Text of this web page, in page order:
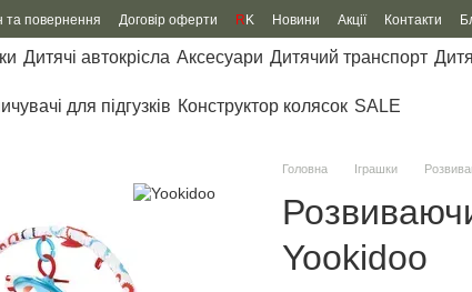
та повернення Договір оферти R K Новини Акції Контакти
Дитячі автокрісла Аксесуари Дитячий транспорт
для підгузків Конструктор колясок SALE
Головна Іграшки
Yookidoo